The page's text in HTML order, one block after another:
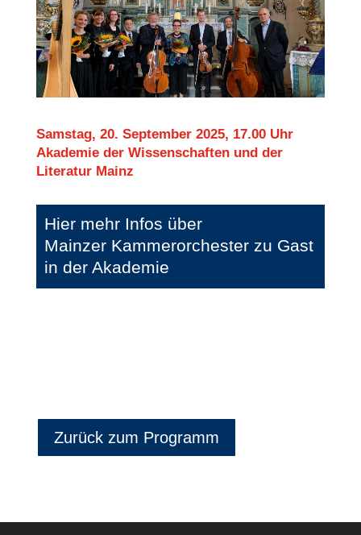
Samstag, 20. September 2025, 17.00 Uhr
Akademie der Wissenschaften und der
Literatur Mainz
Hier mehr Infos über
Mainzer Kammerorchester zu Gast
in der Akademie
Zurück zum Programm